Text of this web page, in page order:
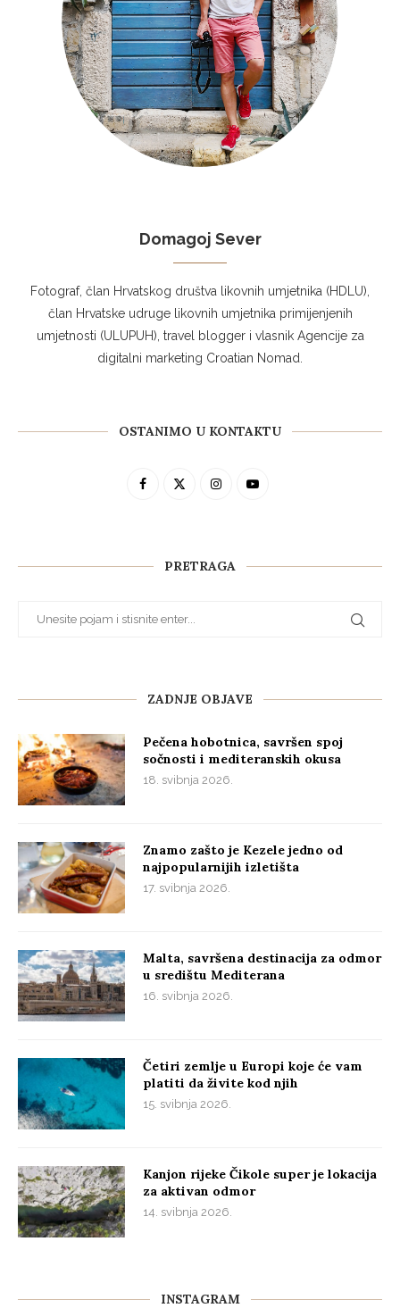
Domagoj Sever
Fotograf, član Hrvatskog društva likovnih umjetnika (HDLU),
član Hrvatske udruge likovnih umjetnika primijenjenih
umjetnosti (ULUPUH), travel blogger i vlasnik Agencije za
digitalni marketing Croatian Nomad.
OSTANIMO U KONTAKTU
PRETRAGA
ZADNJE OBJAVE
Pečena hobotnica, savršen spoj
sočnosti i mediteranskih okusa
18. svibnja 2026.
Znamo zašto je Kezele jedno od
najpopularnijih izletišta
17. svibnja 2026.
Malta, savršena destinacija za odmor
u središtu Mediterana
16. svibnja 2026.
Četiri zemlje u Europi koje će vam
platiti da živite kod njih
15. svibnja 2026.
Kanjon rijeke Čikole super je lokacija
za aktivan odmor
14. svibnja 2026.
INSTAGRAM